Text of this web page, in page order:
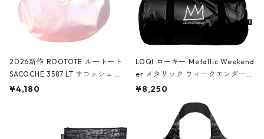
2026新作 ROOTOTE ルートート
SACOCHE 3587 LT.サコッシュ.ル
ミエ-B ショルダーバッグ グロスピ
¥4,180
LOQI ローキー Metallic Weekend
er メタリック ウィークエンダー
ボストンバッグ ショルダーバッグ
Black ジャン=ミッシェル・バスキ
ア/クラウン ブラック
¥8,250